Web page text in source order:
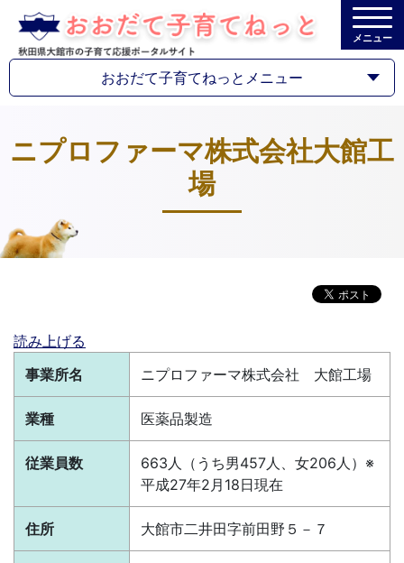
メニュー
おおだて子育てねっとメニュー
ニプロファーマ株式会社大館工
場
読み上げる
事業所名
ニプロファーマ株式会社 大館工場
業種 医薬品製造
従業員数 663人（うち男457人、女206人） ※
平成27年2月18日現在
住所 大館市二井田字前田野５－７